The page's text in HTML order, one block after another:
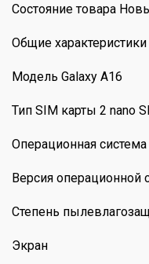
Состояние товара
Общие характеристики
Модель Galaxy A16
Тип SIM карты 2 nano
Операционная
Версия операционной
Степень
Экран